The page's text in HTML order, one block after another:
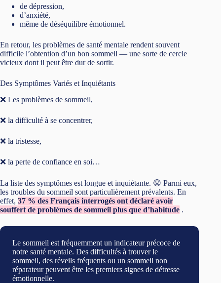
de dépression,
d’anxiété,
même de déséquilibre émotionnel.
En retour, les problèmes de santé mentale rendent souvent
difficile l’obtention d’un bon sommeil — une sorte de cercle
vicieux dont il peut être dur de sortir.
Des Symptômes Variés et Inquiétants
❌ Les problèmes de sommeil,
❌ la difficulté à se concentrer,
❌ la tristesse,
❌ la perte de confiance en soi…
La liste des symptômes est longue et inquiétante. 😟 Parmi eux,
les troubles du sommeil sont particulièrement prévalents. En
effet, 37 % des Français interrogés ont déclaré avoir
souffert de problèmes de sommeil plus que d’habitude .
Le sommeil est fréquemment un indicateur précoce de
notre santé mentale. Des difficultés à trouver le
sommeil, des réveils fréquents ou un sommeil non
réparateur peuvent être les premiers signes de détresse
émotionnelle.